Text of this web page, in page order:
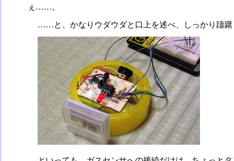
ぇ……。
……と、かなりウダウダと口上を述べ、しっかり躊躇